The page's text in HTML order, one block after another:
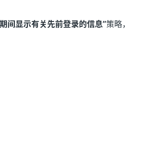
间显示有关先前登录的信息”策略，